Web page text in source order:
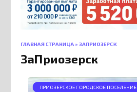
ГЛАВНАЯ СТРАНИЦА »ЗАПРИОЗЕРСК
ЗаПриозерск
ПРИОЗЕРСКОЕ ГОРОДСКОЕ ПОСЕЛЕНИЕ